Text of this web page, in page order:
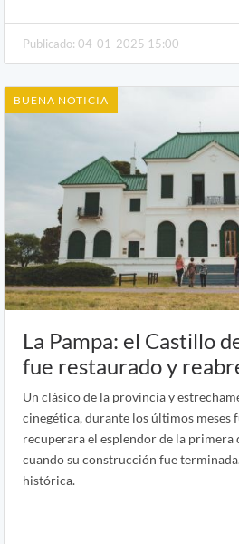
Publicado: 04-01-2025 15:00
BUENA NOTICIA
La Pampa: el Castillo
fue restaurado y
Un clásico de la provincia y
cinegética, durante los últimos meses
recuperara el esplendor de la primera
cuando su construcción fue
histórica.